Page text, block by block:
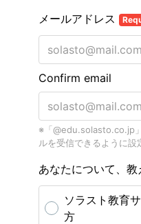
メールアドレス
Confirm email
※「@edu.solasto.co.jp
ルを受信できるように設
あなたについて、教
ソラスト教育
方